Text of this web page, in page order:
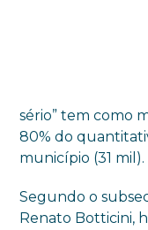
sério” tem como
80% do
município (31 mil).
Segundo o
Renato Botticini,